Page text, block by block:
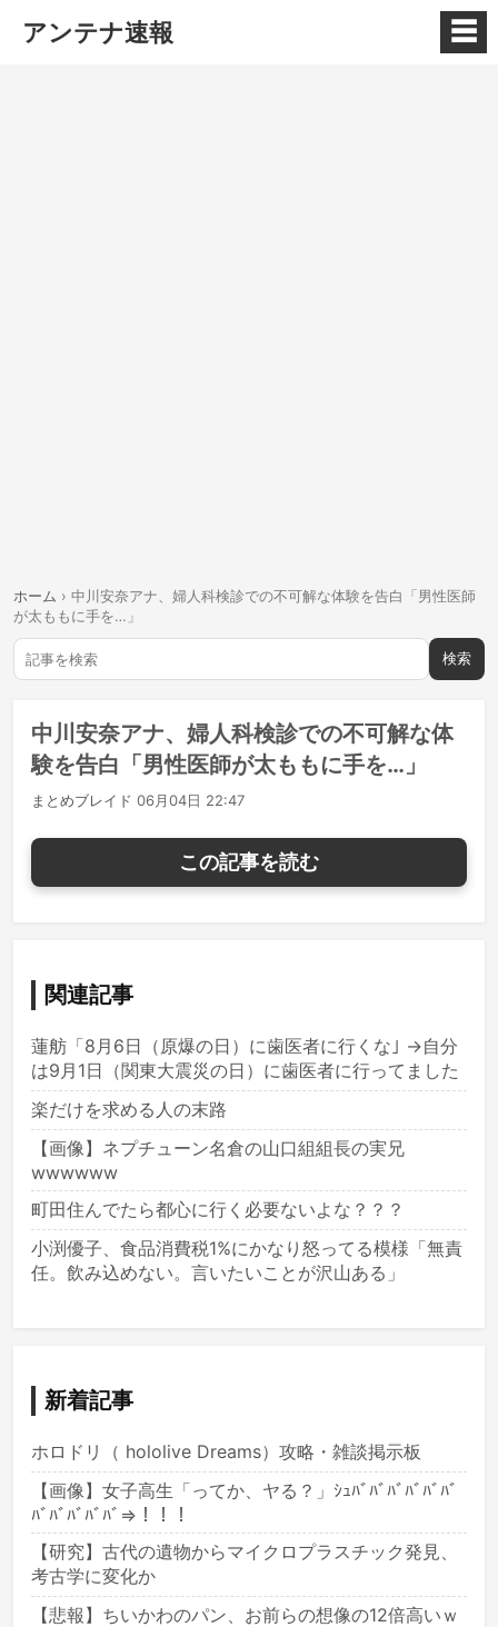
アンテナ速報 ☰
ホーム › 中川安奈アナ、婦人科検診での不可解な体験を告白「男性医師
が太ももに手を…」
検索
中川安奈アナ、婦人科検診での不可解な体
験を告白「男性医師が太ももに手を…」
まとめブレイド 06月04日 22:47
この記事を読む
関連記事
蓮舫「8月6日（原爆の日）に歯医者に行くな｣ →自分
は9月1日（関東大震災の日）に歯医者に行ってました
楽だけを求める人の末路
【画像】ネプチューン名倉の山口組組長の実兄
wwwwww
町田住んでたら都心に行く必要ないよな？？？
小渕優子、食品消費税1%にかなり怒ってる模様「無責
任。飲み込めない。言いたいことが沢山ある」
新着記事
ホロドリ（ hololive Dreams）攻略・雑談掲示板
【画像】女子高生「ってか、ヤる？」ｼｭﾊﾞﾊﾞﾊﾞﾊﾞﾊﾞﾊﾞ
ﾊﾞﾊﾞﾊﾞﾊﾞﾊﾞ⇒！！！
【研究】古代の遺物からマイクロプラスチック発見、
考古学に変化か
【悲報】ちいかわのパン、お前らの想像の12倍高いｗ